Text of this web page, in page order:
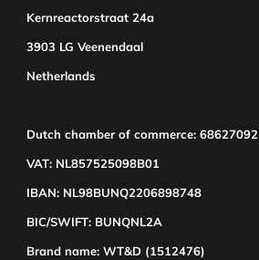
Kernreactorstraat 24a
3903 LG Veenendaal
Netherlands
Dutch chamber of commerce: 68627092
VAT: NL857525098B01
IBAN: NL98BUNQ2206898748
BIC/SWIFT: BUNQNL2A
Brand name: WT&D (1512476)